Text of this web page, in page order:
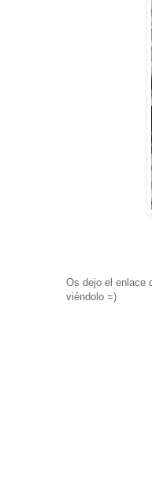
Os dejo el enlace
viéndolo =)